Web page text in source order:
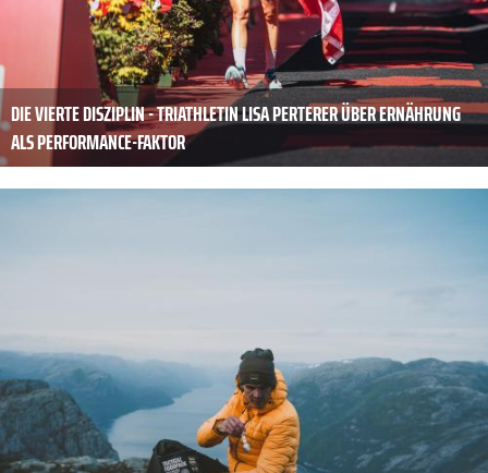
DIE VIERTE DISZIPLIN - TRIATHLETIN LISA PERTERER ÜBER ERNÄHRUNG
ALS PERFORMANCE-FAKTOR